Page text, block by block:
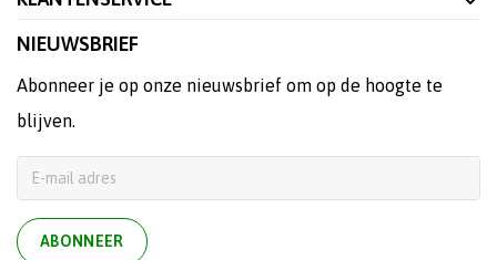
NIEUWSBRIEF
Abonneer je op onze nieuwsbrief om op de hoogte te
blijven.
ABONNEER